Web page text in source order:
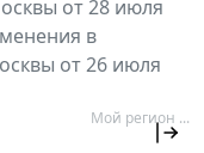
от 28 июля
в
от 26 июля
Мой регион ...